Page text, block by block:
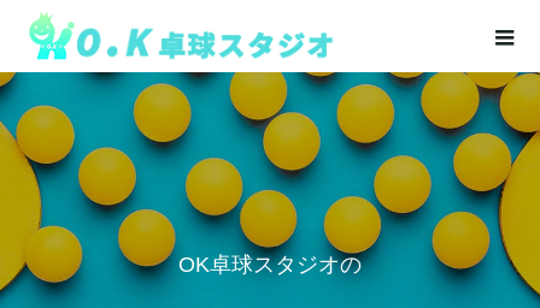
OK卓球スタ ジオの